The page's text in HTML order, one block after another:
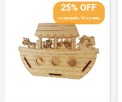
25% OFF
comprando 15 ou mais